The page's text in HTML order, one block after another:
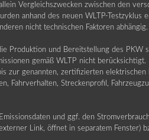
Vergleichszwecken zwischen den
anhand des neuen WLTP-
nicht technischen Faktoren
Produktion und Bereitstellung des
gemäß WLTP nicht berücksichtigt.
zur genannten, zertifizierten
Fahrverhalten, Streckenprofil,
und ggf. den
Link, öffnet in separatem Fenster)